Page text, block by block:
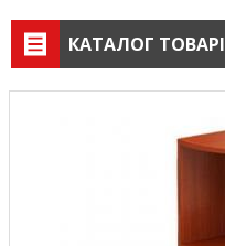
КАТАЛОГ